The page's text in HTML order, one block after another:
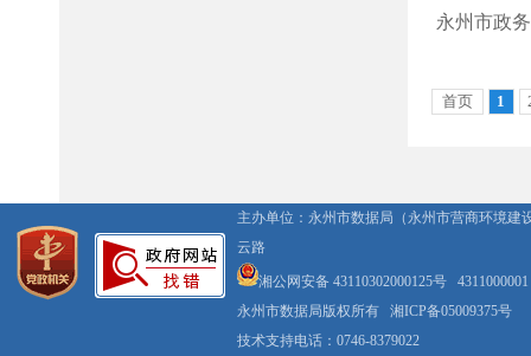
主办单位：永州市数据局（永州市营商环境
云路
湘公网安备 43110302000125号 4311000001
永州市数据局版权所有 湘ICP备05009375号
技术支持电话：0746-8379022